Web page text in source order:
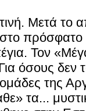
Μετά το
Τον
όσους δεν
της
τα...